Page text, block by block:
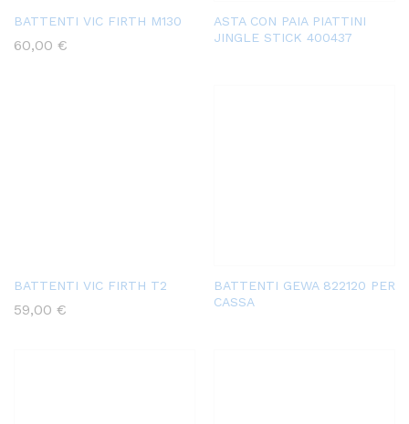
BATTENTI VIC FIRTH M130
60,00 €
ASTA CON PAIA PIATTINI
JINGLE STICK 400437
BATTENTI VIC FIRTH T2
59,00 €
BATTENTI GEWA 822120 PER
CASSA